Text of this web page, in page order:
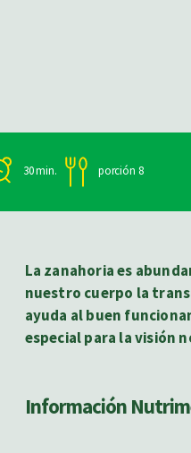
30 min. porción 8
La zanahoria es
nuestro cuerpo la
ayuda al buen
especial para la visión
Información